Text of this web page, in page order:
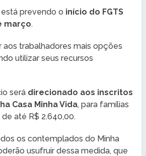
prevendo o início do FGTS
março.
aos trabalhadores mais opções
utilizar seus recursos
será direcionado aos inscritos
Casa Minha Vida, para famílias
até R$ 2.640,00.
os contemplados do Minha
usufruir dessa medida, que